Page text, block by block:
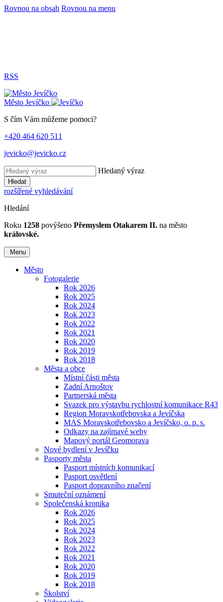
Rovnou na obsah Rovnou na menu
RSS
Město Jevíčko
S čím Vám můžeme pomoci?
+420 464 620 511
jevicko@jevicko.cz
Hledaný výraz
Hledat
rozšířené vyhledávání
Hledání
Roku 1258 povýšeno Přemyslem Otakarem II. na město
královské.
Menu
Město
Fotogalerie
Rok 2026
Rok 2025
Rok 2024
Rok 2023
Rok 2022
Rok 2021
Rok 2020
Rok 2019
Rok 2018
Města a obce
Místní části města
Zadní Arnoštov
Partnerská města
Svazek pro výstavbu rychlostní komunikace R43
Region Moravskotřebovska a Jevíčska
MAS Moravskotřebovsko a Jevíčsko, o. p. s.
Odkazy na zajímavé weby
Mapový portál Geomorava
Nové bydlení v Jevíčku
Pasporty města
Pasport místních komunikací
Pasport osvětlení
Pasport dopravního značení
Smuteční oznámení
Společenská kronika
Rok 2026
Rok 2025
Rok 2024
Rok 2023
Rok 2022
Rok 2021
Rok 2020
Rok 2019
Rok 2018
Školství